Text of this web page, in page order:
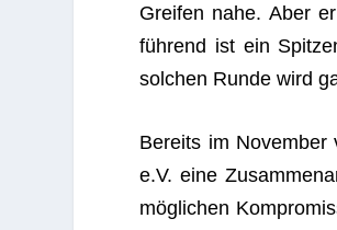
Grei­fen nahe. Aber
füh­rend ist ein
sol­chen Runde wird
Bereits im Novem­ber
e.V. eine
mög­li­chen